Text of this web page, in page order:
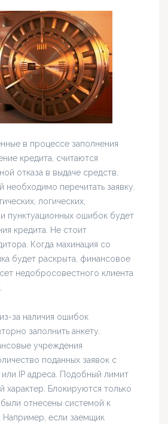
в процессе заполнения
кредита, считаются
отказа в выдаче средств.
необходимо перечитать заявку.
логических,
пунктуационных ошибок будет
кредита. Не стоит
Когда махинация со
будет раскрыта, финансовое
недобросовестного клиента
за наличия ошибок
заполнить анкету.
учреждения
поданных заявок с
или IP адреса. Подобный лимит
характер. Блокируются только
отнесены системой к
если заемщик